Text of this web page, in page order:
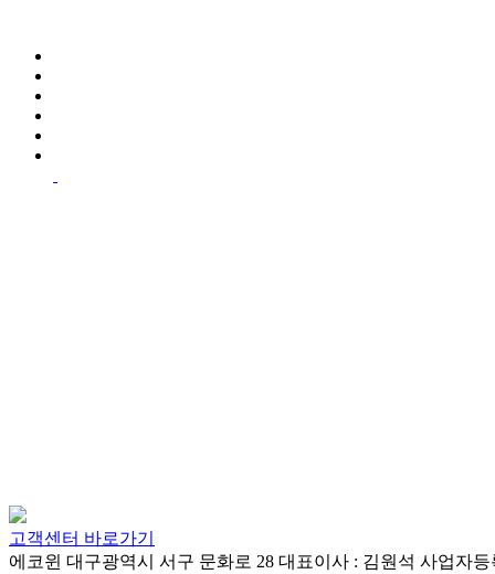
고객센터 바로가기
에코윈 대구광역시 서구 문화로 28 대표이사 : 김원석 사업자등